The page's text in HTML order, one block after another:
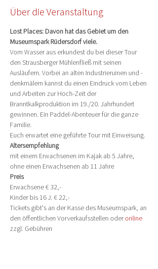
Über die Veranstaltung
Lost Places: Davon hat das Gebiet um den
Museumspark Rüdersdorf viele.
Vom Wasser aus erkundest du bei dieser Tour
den Strausberger Mühlenfließ mit seinen
Ausläufern. Vorbei an alten Industrieruinen und -
denkmälern kannst du einen Eindruck vom Leben
und Arbeiten zur Hoch-Zeit der
Branntkalkproduktion im 19./20. Jahrhundert
gewinnen. Ein Paddel-Abenteuer für die ganze
Familie.
Euch erwartet eine geführte Tour mit Einweisung.
Altersempfehlung
mit einem Erwachsenen im Kajak ab 5 Jahre,
ohne einen Erwachsenen ab 11 Jahre
Preis
Erwachsene € 32,-
Kinder bis 16 J. € 22,-
Tickets gibt's an der Kasse des Museumspark, an
den öffentlichen Vorverkaufsstellen oder online
zzgl. Gebühren